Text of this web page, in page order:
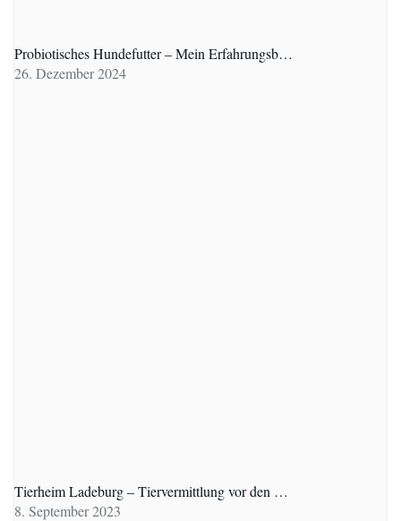
Probiotisches Hundefutter – Mein Erfahrungsb…
26. Dezember 2024
Tierheim Ladeburg – Tiervermittlung vor den …
8. September 2023